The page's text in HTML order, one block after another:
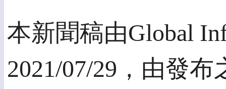
本新聞稿由Global
2021/07/29，由發